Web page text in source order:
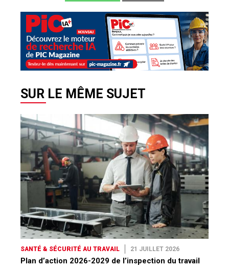
SUR LE MÊME SUJET
SANTÉ & SÉCURITÉ AU TRAVAIL 21 JUILLET 2026
Plan d’action 2026-2029 de l’inspection du travail